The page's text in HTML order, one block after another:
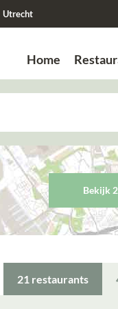
Bekijk
21 restaurants
Utrecht
Home